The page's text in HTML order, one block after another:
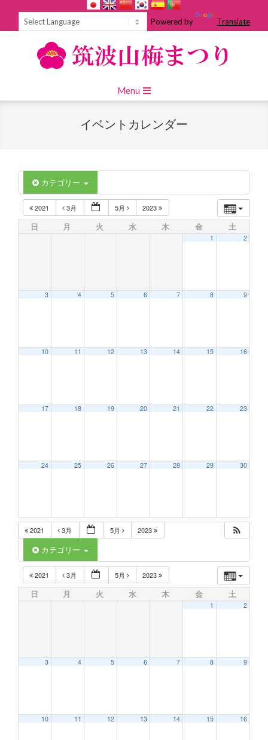
Powered by Translate
Navigation
Menu
イベントカレンダー
カテゴリー
2021 3月 5月 2023
日 月 火 水 木 金 土
1 2
3 4 5 6 7 8 9
10 11 12 13 14 15 16
17 18 19 20 21 22 23
24 25 26 27 28 29 30
2021 3月 5月 2023
カテゴリー
2021 3月 5月 2023
日 月 火 水 木 金 土
1 2
3 4 5 6 7 8 9
10 11 12 13 14 15 16